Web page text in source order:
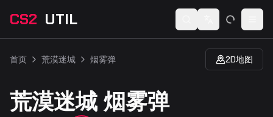
CS2 UTIL Switch language
首页 荒漠迷城 烟雾弹 2D地图
荒漠迷城 烟雾弹